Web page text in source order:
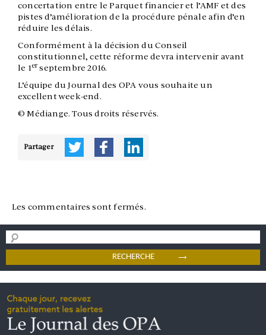
concertation entre le Parquet financier et l’AMF et des
pistes d’amélioration de la procédure pénale afin d’en
réduire les délais.
Conformément à la décision du Conseil
constitutionnel, cette réforme devra intervenir avant
le 1er septembre 2016.
L’équipe du Journal des OPA vous souhaite un
excellent week-end.
© Médiange. Tous droits réservés.
Partager
Les commentaires sont fermés.